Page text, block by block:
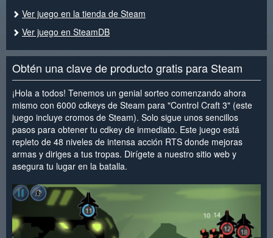
Ver juego en la tienda de Steam
Ver juego en SteamDB
Obtén una clave de producto gratis para Steam
¡Hola a todos! Tenemos un genial sorteo comenzando ahora
mismo con 6000 cdkeys de Steam para "Control Craft 3" (este
juego incluye cromos de Steam). Solo sigue unos sencillos
pasos para obtener tu cdkey de inmediato. Este juego está
repleto de 48 niveles de intensa acción RTS donde mejoras
armas y diriges a tus tropas. Dirígete a nuestro sitio web y
asegura tu lugar en la batalla.
<